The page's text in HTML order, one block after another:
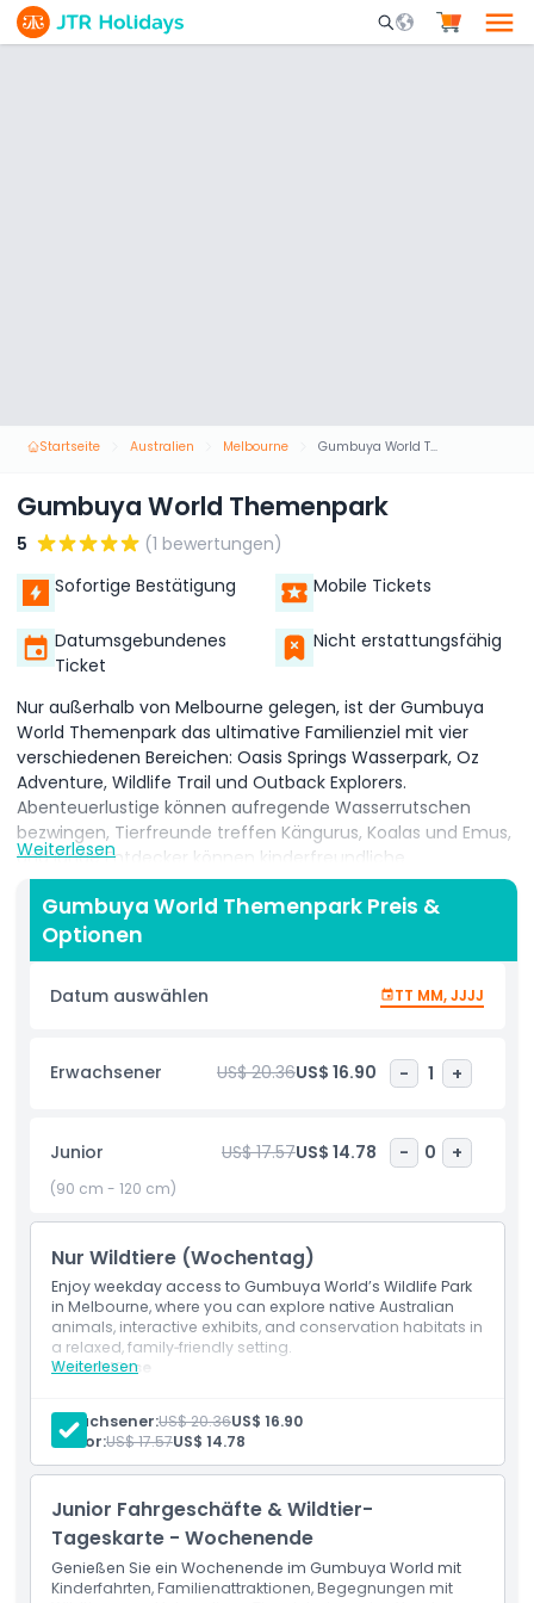
Mobile Search
Startseite Australien Melbourne Gumbuya World Themenpark
Gumbuya World Themenpark
5
(1 bewertungen)
Sofortige Bestätigung
Mobile Tickets
Datumsgebundenes
Ticket
Nicht erstattungsfähig
Nur außerhalb von Melbourne gelegen, ist der Gumbuya
World Themenpark das ultimative Familienziel mit vier
verschiedenen Bereichen: Oasis Springs Wasserpark, Oz
Adventure, Wildlife Trail und Outback Explorers.
Abenteuerlustige können aufregende Wasserrutschen
bezwingen, Tierfreunde treffen Kängurus, Koalas und Emus,
und junge Entdecker können kinderfreundliche
Fahrgeschäfte und Planschbereiche erkunden, was ihn
perfekt für Besucher jeden Alters macht. Eingebettet in
üppige Landschaften verbindet Gumbuya World Abenteuer,
Tierwelt und Familienspaß für einen unvergesslichen
Tagesausflug. Als Victorias einziger kombinierter Wasser-,
Tierwelt- und Themenpark ist Gumbuya World voll
Hitze bei Oasis Springs mit dem Boomerango, Lazy River und
Surf’s Up. Im Winter verwandelt sich der Park in einen
aufregenden Fahrgeschäften wie dem Rebel und Dodgem
Cars. Für eine Pause genießen Sie eine Mahlzeit im Outback
Centre, wo Sie mit Blick auf die Koalas speisen können.
Highlights
Inklusivleistungen
Ausschlüsse
Nicht geeignet für
Weiterlesen
Gumbuya World Themenpark Preis &
Optionen
Datum auswählen TT MM, JJJJ
Erwachsener US$ 20.36US$ 16.90 - 1 +
Junior US$ 17.57US$ 14.78 - 0 +
(90 cm - 120 cm)
Nur Wildtiere (Wochentag)
Enjoy weekday access to Gumbuya World’s Wildlife Park
in Melbourne, where you can explore native Australian
animals, interactive exhibits, and conservation habitats in
a relaxed, family‑friendly setting.
Weiterlesen
Ausschlüsse
Transport
Meals and beverages
Other personal expenses
Einschlüsse
Admission to: Gumbuya World Wildlife Trail
Erwachsener:US$ 20.36US$ 16.90
Junior:US$ 17.57US$ 14.78
Junior Fahrgeschäfte & Wildtier-
Tageskarte - Wochenende
Genießen Sie ein Wochenende im Gumbuya World mit
Kinderfahrten, Familienattraktionen, Begegnungen mit